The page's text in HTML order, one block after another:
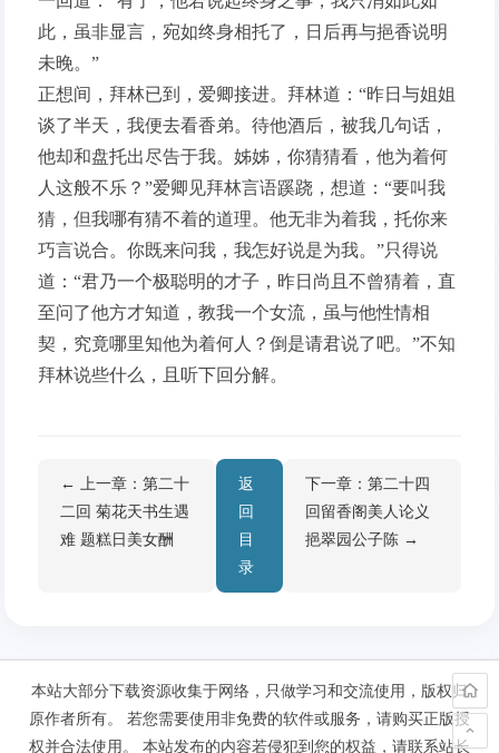
此，虽非显言，宛如终身相托了，日后再与挹香说明
未晚。”
正想间，拜林已到，爱卿接进。拜林道：“昨日与姐姐
谈了半天，我便去看香弟。待他酒后，被我几句话，
他却和盘托出尽告于我。姊姊，你猜猜看，他为着何
人这般不乐？”爱卿见拜林言语蹊跷，想道：“要叫我
猜，但我哪有猜不着的道理。他无非为着我，托你来
巧言说合。你既来问我，我怎好说是为我。”只得说
道：“君乃一个极聪明的才子，昨日尚且不曾猜着，直
至问了他方才知道，教我一个女流，虽与他性情相
契，究竟哪里知他为着何人？倒是请君说了吧。”不知
拜林说些什么，且听下回分解。
← 上一章：第二十
二回 菊花天书生遇
难 题糕日美女酬
返
回
目
录
下一章：第二十四
回留香阁美人论义
挹翠园公子陈 →
本站大部分下载资源收集于网络，只做学习和交流使用，版权归
原作者所有。 若您需要使用非免费的软件或服务，请购买正版授
权并合法使用。 本站发布的内容若侵犯到您的权益，请联系站长